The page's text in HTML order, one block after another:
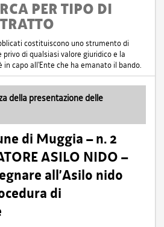
PER TIPO DI
costituiscono uno strumento di
di qualsiasi valore giuridico e la
capo all'Ente che ha emanato il bando.
della presentazione delle
di Muggia – n. 2
ASILO NIDO –
all’Asilo nido
di